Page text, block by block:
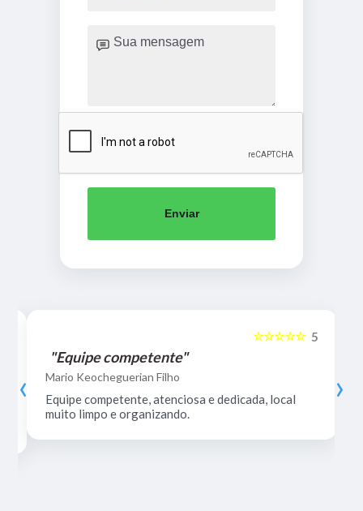
Enviar
5
☆☆☆☆☆
"Equipe competente"
Mario Keocheguerian Filho
Equipe competente, atenciosa e dedicada, local
muito limpo e organizando.
‹ ›